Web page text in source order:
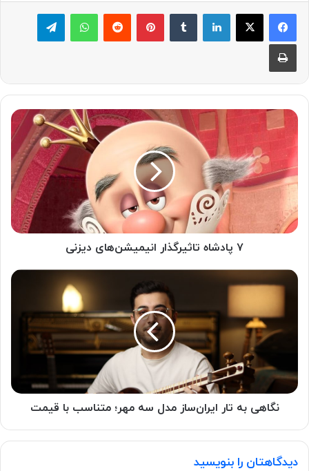
لینکدین پینترست ‫رددیت واتس آپ
چاپ
۷ پادشاه تاثیرگذار انیمیشن‌های دیزنی
نگاهی به تار ایران‌ساز مدل سه مهر؛ متناسب با قیمت
دیدگاهتان را بنویسید